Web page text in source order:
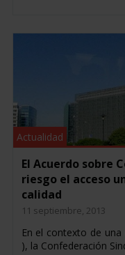
Actualidad
El Acuerdo sobre
riesgo el acceso
calidad
11 septiembre, 2013
En el contexto de
), la Confederación